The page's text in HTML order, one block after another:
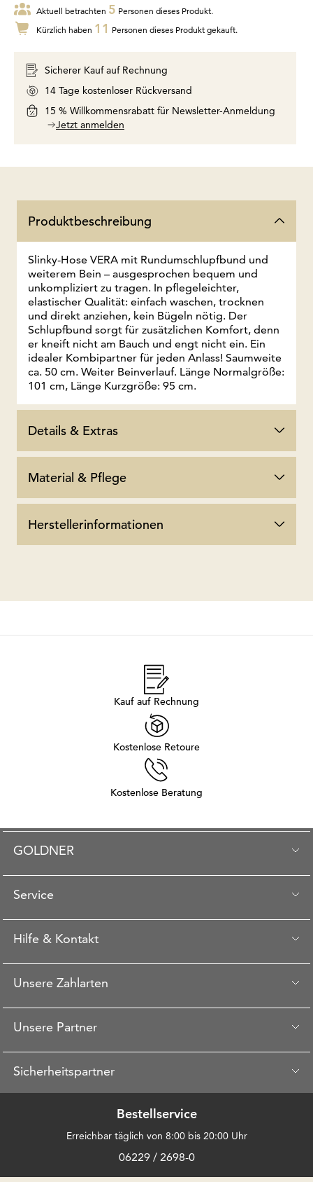
Aktuell betrachten 5 Personen dieses Produkt.
Kürzlich haben 11 Personen dieses Produkt gekauft.
Sicherer Kauf auf Rechnung
14 Tage kostenloser Rückversand
15 % Willkommensrabatt für Newsletter-Anmeldung
Jetzt anmelden
Produktbeschreibung
Slinky-Hose VERA mit Rundumschlupfbund und
weiterem Bein – ausgesprochen bequem und
unkompliziert zu tragen. In pflegeleichter,
elastischer Qualität: einfach waschen, trocknen
und direkt anziehen, kein Bügeln nötig. Der
Schlupfbund sorgt für zusätzlichen Komfort, denn
er kneift nicht am Bauch und engt nicht ein. Ein
idealer Kombipartner für jeden Anlass! Saumweite
ca. 50 cm. Weiter Beinverlauf. Länge Normalgröße:
101 cm, Länge Kurzgröße: 95 cm.
Details & Extras
Material & Pflege
Herstellerinformationen
Kauf auf Rechnung
Kostenlose Retoure
Kostenlose Beratung
GOLDNER
Service
Hilfe & Kontakt
Unsere Zahlarten
Unsere Partner
Sicherheitspartner
Bestellservice
Erreichbar täglich von 8:00 bis 20:00 Uhr
06229 / 2698-0